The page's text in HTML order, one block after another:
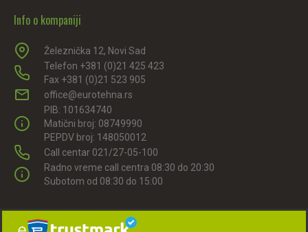
Info o kompaniji
Železnička 12, Novi Sad
Telefon +381 (0)21 425 423
Fax +381 (0)21 523 905
office@eurotehna.rs
PIB: 101634740
Matični broj: 08749990
PEPDV broj: 148050012
Call centar 021/27-05-100
Radno vreme call centra 08:30 do 20:30
Subotom od 08:30 do 15:00